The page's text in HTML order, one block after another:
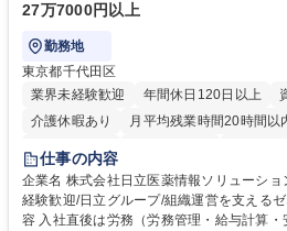
27万7000円以上
勤務地
東京都千代田区
業界未経験歓迎
年間休日120日以上
介護休暇あり
月平均残業時間20時間以
住宅手当あり
育休あり
完全週休2日制 交通費支給
仕事の内容
企業名 株式会社日立医薬情報ソリューションズ 求人名 【総務・人
経験歓迎/日立グループ/組織運営を支えるゼネラ
容 入社直後は労務（労務管理・給与計算